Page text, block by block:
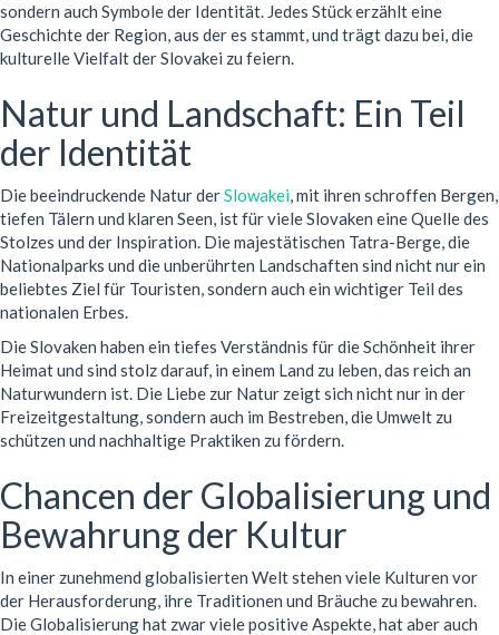
sondern auch Symbole der Identität. Jedes Stück erzählt eine
Geschichte der Region, aus der es stammt, und trägt dazu bei, die
kulturelle Vielfalt der Slovakei zu feiern.
Natur und Landschaft: Ein Teil
der Identität
Die beeindruckende Natur derSlowakei, mit ihren schroffen Bergen,
tiefen Tälern und klaren Seen, ist für viele Slovaken eine Quelle des
Stolzes und der Inspiration. Die majestätischen Tatra-Berge, die
Nationalparks und die unberührten Landschaften sind nicht nur ein
beliebtes Ziel für Touristen, sondern auch ein wichtiger Teil des
nationalen Erbes.
Die Slovaken haben ein tiefes Verständnis für die Schönheit ihrer
Heimat und sind stolz darauf, in einem Land zu leben, das reich an
Naturwundern ist. Die Liebe zur Natur zeigt sich nicht nur in der
Freizeitgestaltung, sondern auch im Bestreben, die Umwelt zu
schützen und nachhaltige Praktiken zu fördern.
Chancen der Globalisierung und
Bewahrung der Kultur
In einer zunehmend globalisierten Welt stehen viele Kulturen vor
der Herausforderung, ihre Traditionen und Bräuche zu bewahren.
Die Globalisierung hat zwar viele positive Aspekte, hat aber auch